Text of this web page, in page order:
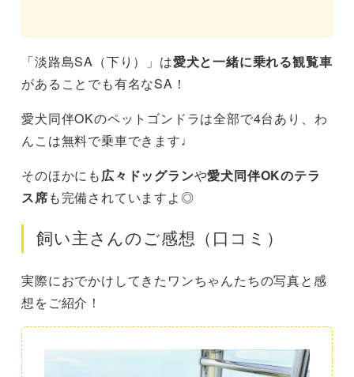
「淡路島SA（下り）」は愛犬と一緒に乗れる観覧車
があることでも有名なSA！
愛犬同伴OKのペットゴンドラは全部で4台あり、わ
んこは無料で乗車できます♩
そのほかにも広々ドッグランや愛犬同伴OKのテラ
ス席も完備されていますよ◎
飼い主さんのご感想（口コミ）
実際におでかけしてきたワンちゃんたちの写真と感
想をご紹介！